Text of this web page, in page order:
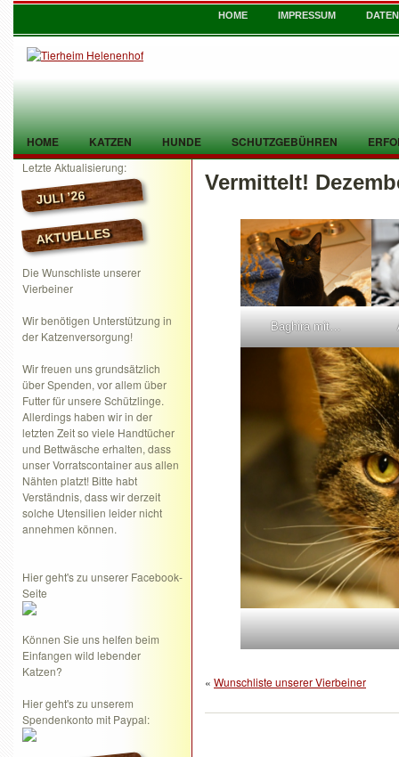
HOME IMPRESSUM
HOME KATZEN HUNDE SCHUTZGEBÜHREN
TIER GEFUNDEN KONTAKT
Letzte Aktualisierung:
JULI ’26
AKTUELLES
Die Wunschliste unserer
Vierbeiner
Wir benötigen Unterstützung in
der Katzenversorgung!
Wir freuen uns grundsätzlich
über Spenden, vor allem über
Futter für unsere Schützlinge.
Allerdings haben wir in der
letzten Zeit so viele Handtücher
und Bettwäsche erhalten, dass
unser Vorratscontainer aus allen
Nähten platzt! Bitte habt
Verständnis, dass wir derzeit
solche Utensilien leider nicht
annehmen können.
Hier geht's zu unserer Facebook-
Seite
Können Sie uns helfen beim
Einfangen wild lebender
Katzen?
Hier geht's zu unserem
Spendenkonto mit Paypal:
Vermittelt!
Baghira mit…
« Wunschliste unserer Vierbeiner